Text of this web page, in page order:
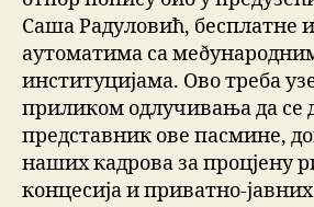
Саша Радуловић, бесплатне
аутоматима са
институцијама. Ово треба
приликом одлучивања да се
представник ове пасмине,
наших кадрова за процјену
концесија и приватно-